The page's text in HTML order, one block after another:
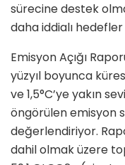
sürecine destek
daha iddialı
Emisyon Açığı
yüzyıl boyunca
ve 1,5°C’ye yakın
öngörülen emisyon
değerlendiriyor.
dahil olmak üzere